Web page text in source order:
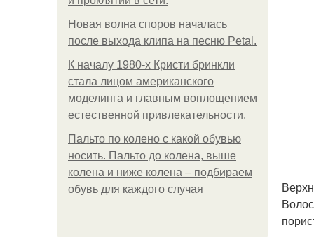
Новая волна споров началась
после выхода клипа на песню Petal.
К началу 1980-х Кристи бринкли
стала лицом американского
моделинга и главным воплощением
естественной привлекательности.
Пальто по колено с какой обувью
носить. Пальто до колена, выше
колена и ниже колена – подбираем
обувь для каждого случая